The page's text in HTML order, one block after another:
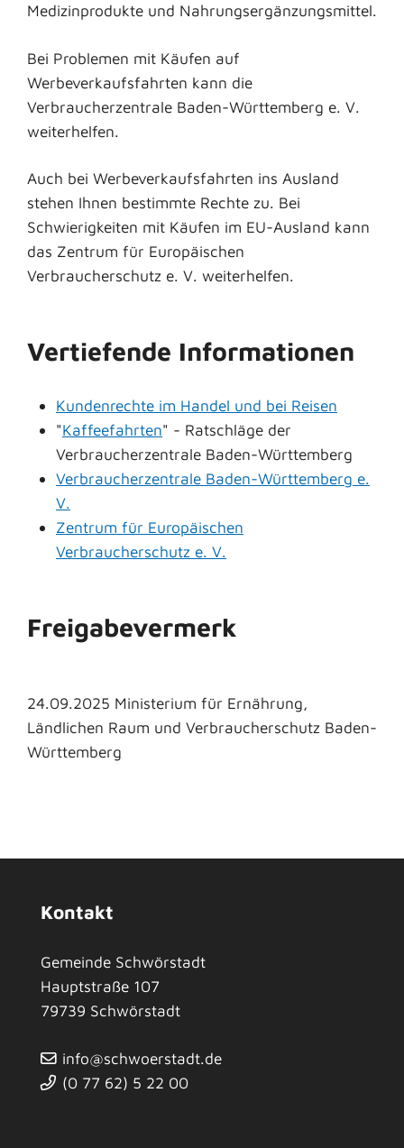
Medizinprodukte und Nahrungsergänzungsmittel.
Bei Problemen mit Käufen auf
Werbeverkaufsfahrten kann die
Verbraucherzentrale Baden-Württemberg e. V.
weiterhelfen.
Auch bei Werbeverkaufsfahrten ins Ausland
stehen Ihnen bestimmte Rechte zu. Bei
Schwierigkeiten mit Käufen im EU-Ausland kann
das Zentrum für Europäischen
Verbraucherschutz e. V. weiterhelfen.
Vertiefende Informationen
Kundenrechte im Handel und bei Reisen
"Kaffeefahrten" - Ratschläge der
Verbraucherzentrale Baden-Württemberg
Verbraucherzentrale Baden-Württemberg e.
V.
Zentrum für Europäischen
Verbraucherschutz e. V.
Freigabevermerk
24.09.2025 Ministerium für Ernährung,
Ländlichen Raum und Verbraucherschutz Baden-
Württemberg
Kontakt
Gemeinde Schwörstadt
Hauptstraße 107
79739 Schwörstadt
info@schwoerstadt.de
(0 77 62) 5 22 00